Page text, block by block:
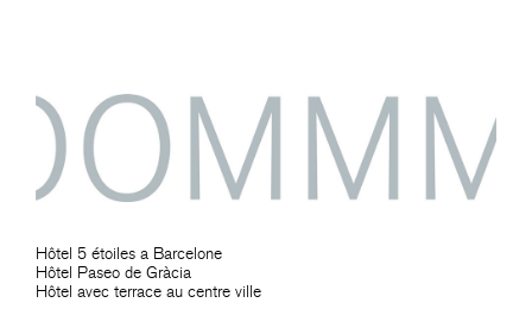
Hôtel 5 étoiles a Barcelone
Hôtel Paseo de Gràcia
Hôtel avec terrace au centre ville